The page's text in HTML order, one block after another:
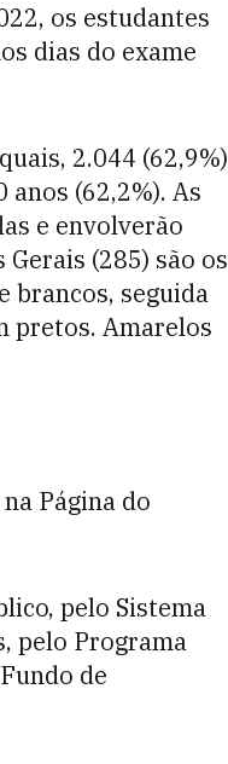
os estudantes
dias do exame
2.044 (62,9%)
(62,2%). As
e envolverão
(285) são os
brancos, seguida
pretos. Amarelos
Página do
pelo Sistema
pelo Programa
de